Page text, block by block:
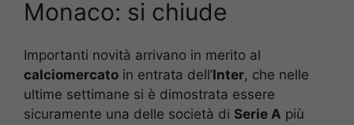
Monaco: si chiude
Importanti novità arrivano in merito al
calciomercato in entrata dell’Inter, che nelle
ultime settimane si è dimostrata essere
sicuramente una delle società di Serie A più